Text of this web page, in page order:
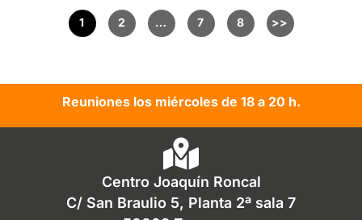
1 2 … 7 8
Reuniones los miércoles de 18 a 20 h.
Centro Joaquín Roncal
C/ San Braulio 5, Planta 2ª sala 7